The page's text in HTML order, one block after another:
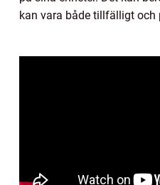
kan vara både tillfälligt och